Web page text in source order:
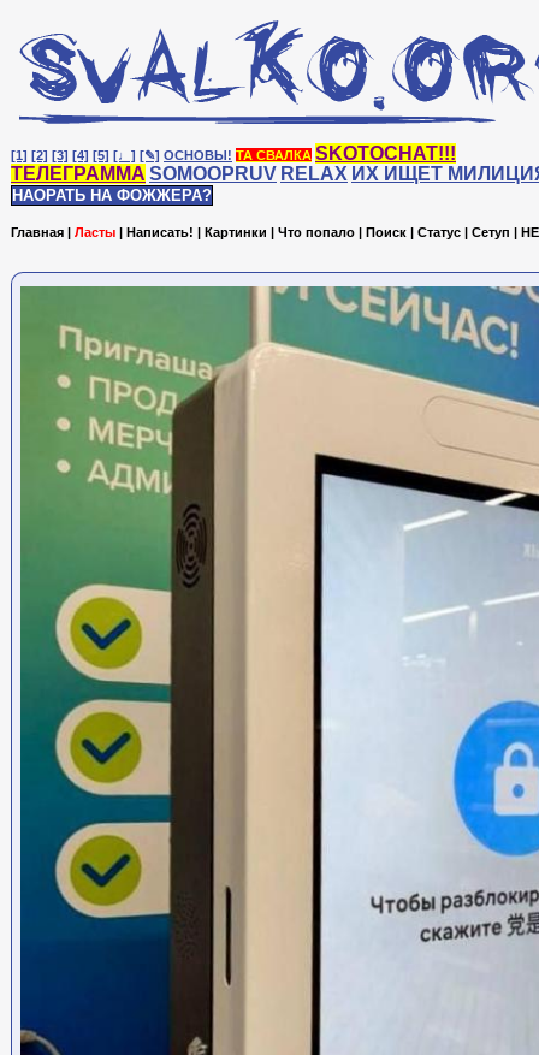
[1] [2] [3] [4] [5] [♩] [✎] ОСНОВЫ! ТА СВАЛКА SKOTOCHAT!!!
ТЕЛЕГРАММА SOMOOPRUV RELAX ИХ ИЩЕТ
НАОРАТЬ НА ФОЖЖЕРА?
Главная | Ласты | Написать! | Картинки | Что попало | Поиск | Статус | Сетуп |